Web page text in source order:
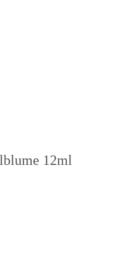
12ml